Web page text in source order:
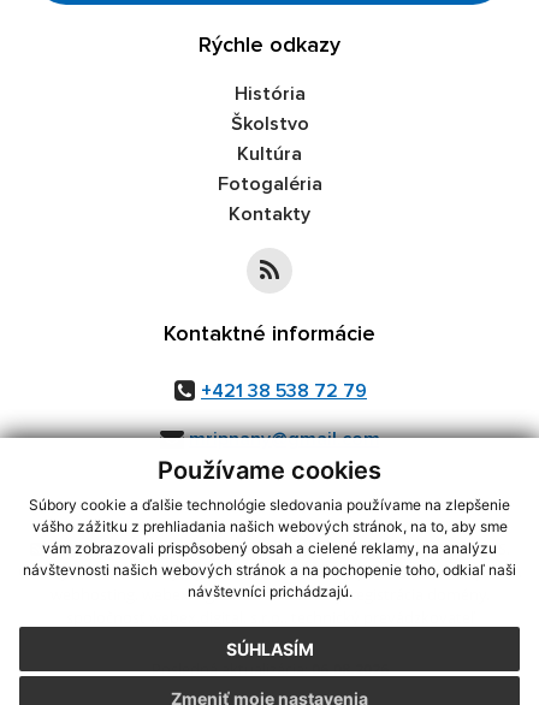
Používame cookies
Súbory cookie a ďalšie technológie sledovania používame na zlepšenie
vášho zážitku z prehliadania našich webových stránok, na to, aby sme
vám zobrazovali prispôsobený obsah a cielené reklamy, na analýzu
návštevnosti našich webových stránok a na pochopenie toho, odkiaľ naši
návštevníci prichádzajú.
SÚHLASÍM
Zmeniť moje nastavenia
Rýchle odkazy
História
Školstvo
Kultúra
Fotogaléria
Kontakty
Kontaktné informácie
+421 38 538 72 79
mripnany@gmail.com
využite možnosť získavania aktuálnych informácií s využitím RSS
CMS systém (redakčný) systém ECHELON 2,Mapa stránok,web portál
webex.digital, s.r.o.,domény,registrácia domény
Posledná aktualizácia:06.08.2026